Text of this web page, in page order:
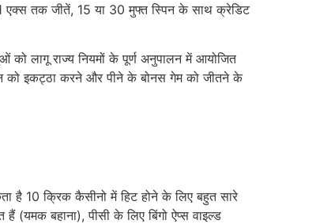
तक जीतें, 15 या 30 मुफ्त स्पिन के साथ क्रेडिट
को लागू राज्य नियमों के पूर्ण अनुपालन में आयोजित
को इकट्ठा करने और पीने के बोनस गेम को जीतने के
10 क्रिक कैसीनो में हिट होने के लिए बहुत सारे
(यमक बहाना), पीसी के लिए बिंगो ऐप्स वाइल्ड